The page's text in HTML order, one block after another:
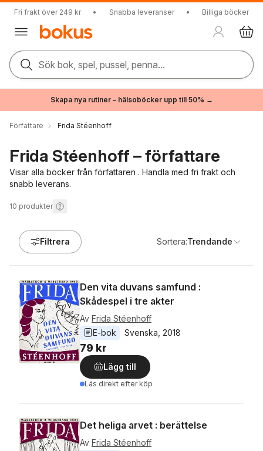
Fri frakt över 249 kr • Snabba leveranser • Billiga böcker
Sök bok, spel, pussel, penna...
Skapa nya rutiner – hälsoböcker upp till 50% →
Författare Frida Stéenhoff
Frida Stéenhoff – författare
Visar alla böcker från författaren . Handla med fri frakt och
snabb leverans.
10 produkter
Filtrera Sortera:Trendande
Den vita duvans samfund :
Skådespel i tre akter
Av Frida Stéenhoff
E-bok
Svenska 2018
79 kr
Lägg till
Läs direkt efter köp
Det heliga arvet : berättelse
Av Frida Stéenhoff